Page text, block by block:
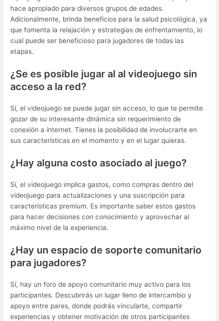
hace apropiado para diversos grupos de edades.
Adicionalmente, brinda beneficios para la salud psicológica, ya
que fomenta la relajación y estrategias de enfrentamiento, lo
cual puede ser beneficioso para jugadores de todas las
etapas.
¿Se es posible jugar al al videojuego sin
acceso a la red?
Sí, el videojuego se puede jugar sin acceso, lo que te permite
gozar de su interesante dinámica sin requerimiento de
conexión a internet. Tienes la posibilidad de involucrarte en
sus características en el momento y en el lugar quieras.
¿Hay alguna costo asociado al juego?
Sí, el videojuego implica gastos, como compras dentro del
videojuego para actualizaciones y una suscripción para
características premium. Es importante saber estos gastos
para hacer decisiones con conocimiento y aprovechar al
máximo nivel de la experiencia.
¿Hay un espacio de soporte comunitario
para jugadores?
Sí, hay un foro de apoyo comunitario muy activo para los
participantes. Descubrirás un lugar lleno de intercambio y
apoyo entre pares, donde podrás vincularte, compartir
experiencias y obtener motivación de otros participantes